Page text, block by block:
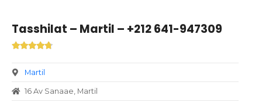
Tasshilat – Martil – +212 641-947309
Martil
16 Av Sanaae, Martil